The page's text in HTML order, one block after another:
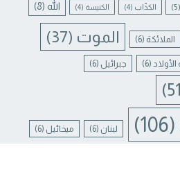
(5) الكذّاب (4) الكنيسة (4) الله (8)
الملائكة (6) الموت (37)
الأولاد (6) جبرائيل (6)
(106) لبنان (6) ميخائيل (6)
Contact us
CHATY